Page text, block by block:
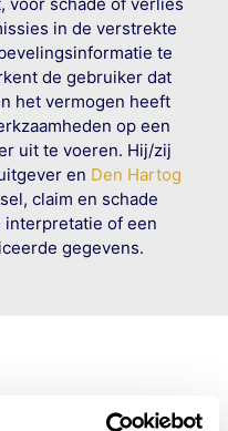
in de verstrekte
te
de gebruiker dat
het vermogen heeft
op een
uit te voeren. Hij/zij
en Den Hartog
claim en schade
of een
gegevens.